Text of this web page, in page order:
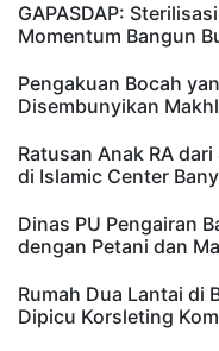
GAPASDAP:
Momentum Bangun
Pengakuan Bocah
Disembunyikan
Ratusan Anak RA
di Islamic Center
Dinas PU Pengairan
dengan Petani dan
Rumah Dua Lantai di
Dipicu Korsleting